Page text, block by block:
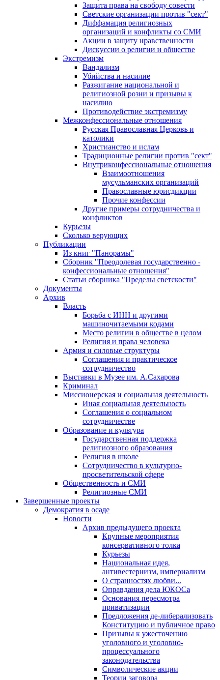
Защита права на свободу совести
Светские организации против "сект"
Диффамация религиозных
организаций и конфликты со СМИ
Акции в защиту нравственности
Дискуссии о религии и обществе
Экстремизм
Вандализм
Убийства и насилие
Разжигание национальной и
религиозной розни и призывы к
насилию
Противодействие экстремизму
Межконфессиональные отношения
Русская Православная Церковь и
католики
Христианство и ислам
Традиционные религии против "сект"
Внутриконфессиональные отношения
Взаимоотношения
мусульманских организаций
Православные юрисдикции
Прочие конфессии
Другие примеры сотрудничества и
конфликтов
Курьезы
Сколько верующих
Публикации
Из книг "Панорамы"
Сборник "Преодолевая государственно -
конфессиональные отношения"
Статьи сборника "Пределы светскости"
Документы
Архив
Власть
Борьба с ИНН и другими
машиночитаемыми кодами
Место религии в обществе в целом
Религия и права человека
Армия и силовые структуры
Соглашения и практическое
сотрудничество
Выставки в Музее им. А.Сахарова
Криминал
Миссионерская и социальная деятельность
Иная социальная деятельность
Соглашения о социальном
сотрудничестве
Образование и культура
Государственная поддержка
религиозного образования
Религия в школе
Сотрудничество в культурно-
просветительской сфере
Общественность и СМИ
Религиозные СМИ
Завершенные проекты
Демократия в осаде
Новости
Архив предыдущего проекта
Крупные мероприятия
консервативного толка
Курьезы
Национальная идея,
антивестернизм, империализм
О странностях любви...
Оправдания дела ЮКОСа
Основания пересмотра
приватизации
Предложения де-либерализовать
Конституцию и публичное право
Призывы к ужесточению
уголовного и уголовно-
процессуального
законодательства
Символические акции
Теории заговора